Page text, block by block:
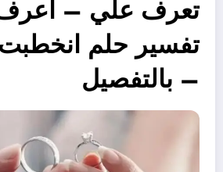
تعرف علي –
تفسير حلم انخطبت
– بالتفصيل